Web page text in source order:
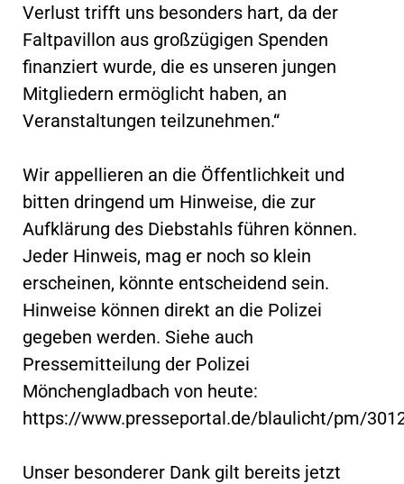
Verlust trifft uns besonders hart, da der
Faltpavillon aus großzügigen Spenden
finanziert wurde, die es unseren jungen
Mitgliedern ermöglicht haben, an
Veranstaltungen teilzunehmen.“
Wir appellieren an die Öffentlichkeit und
bitten dringend um Hinweise, die zur
Aufklärung des Diebstahls führen können.
Jeder Hinweis, mag er noch so klein
erscheinen, könnte entscheidend sein.
Hinweise können direkt an die Polizei
gegeben werden. Siehe auch
Pressemitteilung der Polizei
Mönchengladbach von heute:
https://www.presseportal.de/blaulicht/pm/
Unser besonderer Dank gilt bereits jetzt